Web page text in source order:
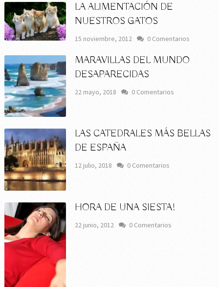
LA ALIMENTACIÓN DE
NUESTROS GATOS
15 noviembre, 2012 0 Comentarios
MARAVILLAS DEL MUNDO
DESAPARECIDAS
22 mayo, 2018 0 Comentarios
LAS CATEDRALES MÁS BELLAS
DE ESPAÑA
12 julio, 2018 0 Comentarios
HORA DE UNA SIESTA!
22 junio, 2012 0 Comentarios